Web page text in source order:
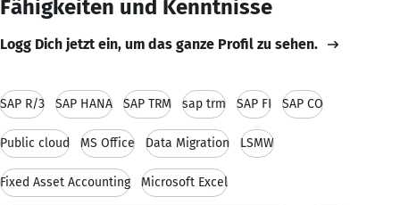
Fähigkeiten und Kenntnisse
Logg Dich jetzt ein, um das ganze Profil zu sehen.
SAP R/3 SAP HANA SAP TRM sap trm SAP FI SAP CO
Public cloud MS Office Data Migration LSMW
Fixed Asset Accounting Microsoft Excel